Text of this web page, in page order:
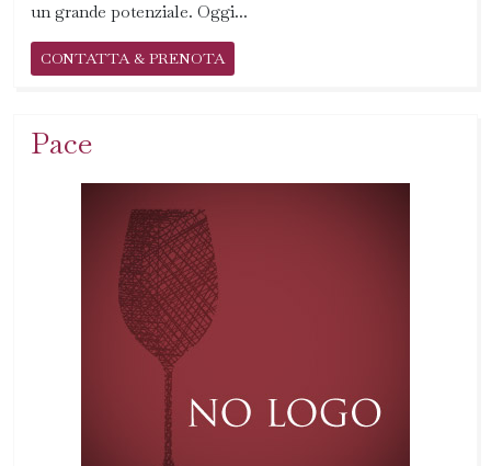
un grande potenziale. Oggi...
CONTATTA & PRENOTA
Pace